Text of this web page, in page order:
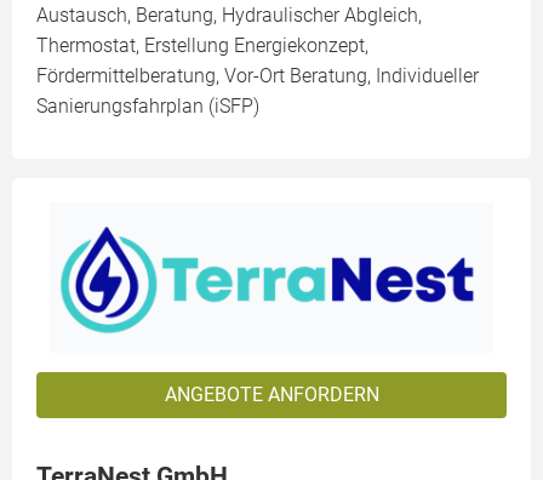
Austausch, Beratung, Hydraulischer Abgleich,
Thermostat, Erstellung Energiekonzept,
Fördermittelberatung, Vor-Ort Beratung, Individueller
Sanierungsfahrplan (iSFP)
ANGEBOTE ANFORDERN